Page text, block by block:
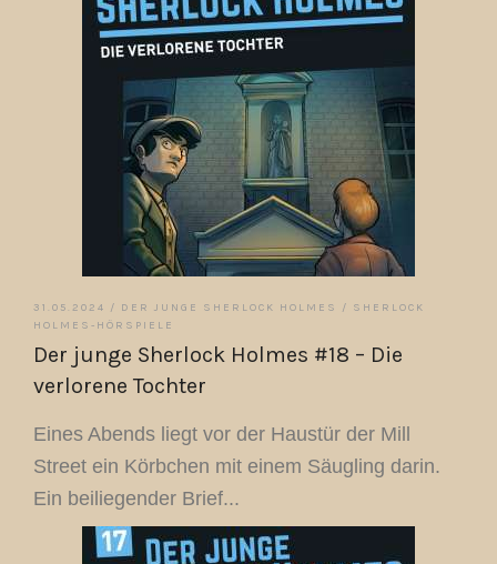
31.05.2024 / DER JUNGE SHERLOCK HOLMES / SHERLOCK
HOLMES-HÖRSPIELE
Der junge Sherlock Holmes #18 – Die
verlorene Tochter
Eines Abends liegt vor der Haustür der Mill
Street ein Körbchen mit einem Säugling darin.
Ein beiliegender Brief...